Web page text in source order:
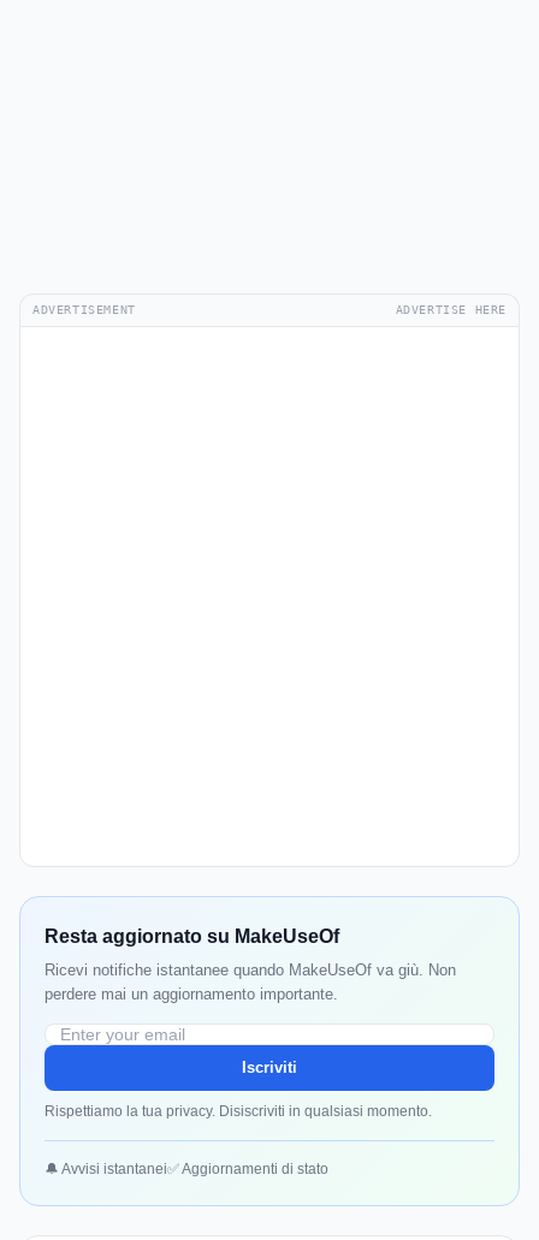
ADVERTISEMENT ADVERTISE HERE
Resta aggiornato su MakeUseOf
Ricevi notifiche istantanee quando MakeUseOf va giù. Non
perdere mai un aggiornamento importante.
Iscriviti
Rispettiamo la tua privacy. Disiscriviti in qualsiasi momento.
🔔 Avvisi istantanei✅ Aggiornamenti di stato